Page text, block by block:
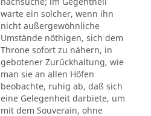
warte ein solcher, wenn ihn
nicht außergewöhnliche
Umstände nöthigen, sich dem
Throne sofort zu nähern, in
gebotener Zurückhaltung, wie
man sie an allen Höfen
beobachte, ruhig ab, daß sich
eine Gelegenheit darbiete, um
mit dem Souverain, ohne